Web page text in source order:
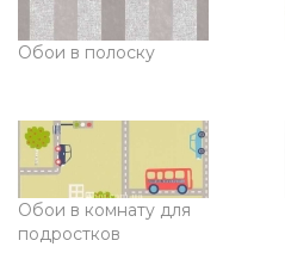
Обои в полоску
Обои в комнату для
подростков